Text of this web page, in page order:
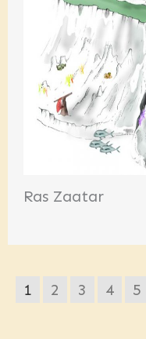
Ras Zaatar
1 2 3 4 5